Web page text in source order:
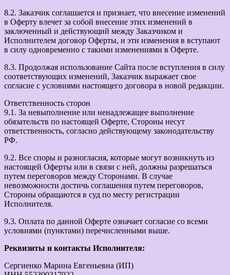
8.2. Заказчик соглашается и признает, что внесение изменений
в Оферту влечет за собой внесение этих изменений в
заключенный и действующий между Заказчиком и
Исполнителем договор Оферты, и эти изменения в вступают
в силу одновременно с такими изменениями в Оферте.
8.3. Продолжая использование Сайта после вступления в силу
соответствующих изменений, Заказчик выражает свое
согласие с условиями настоящего договора в новой редакции.
Ответственность сторон
9.1. За невыполнение или ненадлежащее выполнение
обязательств по настоящей Оферте, Стороны несут
ответственность, согласно действующему законодательству
РФ.
9.2. Все споры и разногласия, которые могут возникнуть из
настоящей Оферты или в связи с ней, должны разрешаться
путем переговоров между Сторонами. В случае
невозможности достичь соглашения путем переговоров,
Стороны обращаются в суд по месту регистрации
Исполнителя.
9.3. Оплата по данной Оферте означает согласие со всеми
условиями (пунктами) перечисленными выше.
Реквизиты и контакты Исполнителя:
Сергиенко Марина Евгеньевна (ИП)